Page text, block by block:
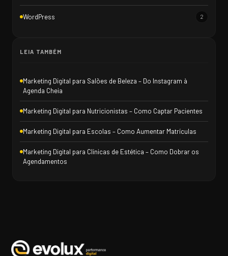
WordPress 2
LEIA TAMBÉM
Marketing Digital para Salões de Beleza – Do Instagram à
Agenda Cheia
Marketing Digital para Nutricionistas – Como Captar Pacientes
Marketing Digital para Escolas – Como Aumentar Matrículas
Marketing Digital para Clínicas de Estética – Como Dobrar os
Agendamentos